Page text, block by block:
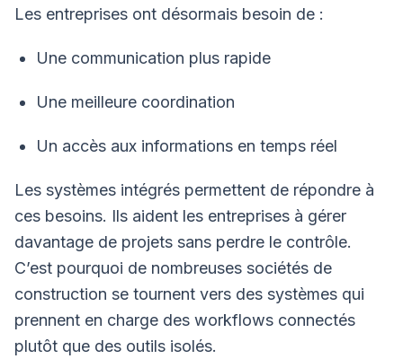
Les entreprises ont désormais besoin de :
Une communication plus rapide
Une meilleure coordination
Un accès aux informations en temps réel
Les systèmes intégrés permettent de répondre à
ces besoins. Ils aident les entreprises à gérer
davantage de projets sans perdre le contrôle.
C’est pourquoi de nombreuses sociétés de
construction se tournent vers des systèmes qui
prennent en charge des workflows connectés
plutôt que des outils isolés.